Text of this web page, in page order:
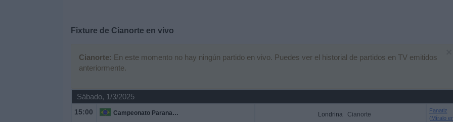
Fixture de Cianorte en vivo
Cianorte: En este momento no hay ningún partido en vivo. Puedes ver el historial de partidos en TV emitidos
anteriormente.
Sábado, 1/3/2025
15:00 Campeonato Paranaense Londrina Cianorte
Fanatiz
(Míralo en